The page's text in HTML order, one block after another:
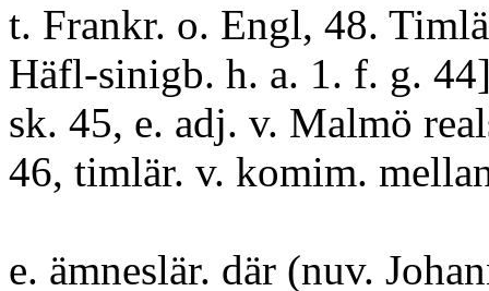
t. Frankr. o. Engl, 48.
Häfl-sinigb. h. a. 1. f. g.
sk. 45, e. adj. v. Malmö
46, timlär. v. komim.
e. ämneslär. där (nuv.